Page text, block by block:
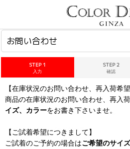
お問い合わせ
STEP 1
入力
STEP 2
確認
【在庫状況のお問い合わせ、再入荷希
商品の在庫状況のお問い合わせ、再入
イズ、カラーをお書き下さいませ。
【ご試着希望につきまして】
ご試着のご予約の場合はご希望のサイ